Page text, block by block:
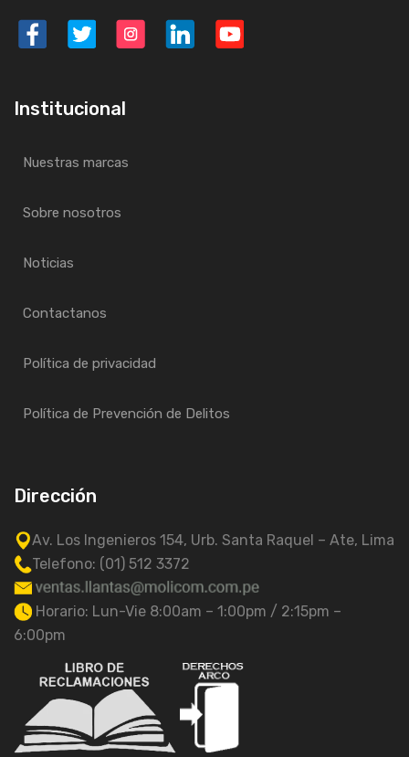
Institucional
Nuestras marcas
Sobre nosotros
Noticias
Contactanos
Política de privacidad
Política de Prevención de Delitos
Dirección
Av. Los Ingenieros 154, Urb. Santa Raquel – Ate, Lima
Telefono: (01) 512 3372
Horario: Lun-Vie 8:00am – 1:00pm / 2:15pm –
6:00pm